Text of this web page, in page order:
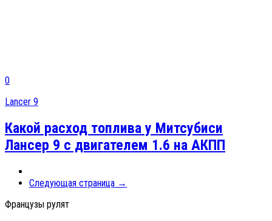
0
Lancer 9
Какой расход топлива у Митсубиси
Лансер 9 с двигателем 1.6 на АКПП
Следующая страница →
Французы рулят